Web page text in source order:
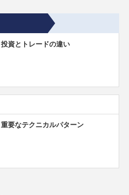
投資とトレードの違い
重要なテクニカルパターン